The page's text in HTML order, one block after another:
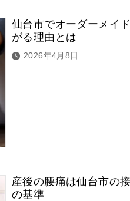
仙台市でオーダーメイ
がる理由とは
2026年4月8日
産後の腰痛は仙台市の
の基準